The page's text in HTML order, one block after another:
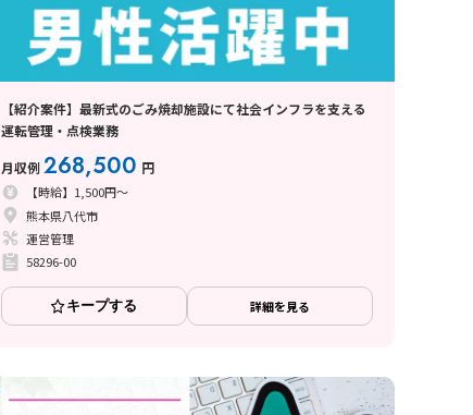
【紹介案件】最新式のごみ焼却施設にて社会インフラを支える
運転管理・点検業務
月収例268,500 円
【時給】1,500円～
熊本県八代市
運営管理
58296-00
キープする 詳細を見る